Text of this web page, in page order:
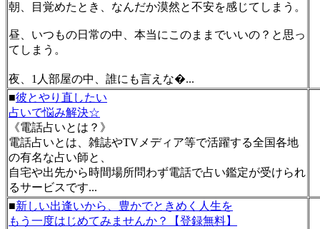
朝、目覚めたとき、なんだか漠然と不安を感じてしまう。
昼、いつもの日常の中、本当にこのままでいいの？と思っ
てしまう。
夜、1人部屋の中、誰にも言えな�...
■彼とやり直したい
占いで悩み解決☆
《電話占いとは？》
電話占いとは、雑誌やTVメディア等で活躍する全国各地
の有名な占い師と、
自宅や出先から時間場所問わず電話で占い鑑定が受けられ
るサービスです...
■新しい出逢いから、豊かでときめく人生を
もう一度はじめてみませんか？【登録無料】